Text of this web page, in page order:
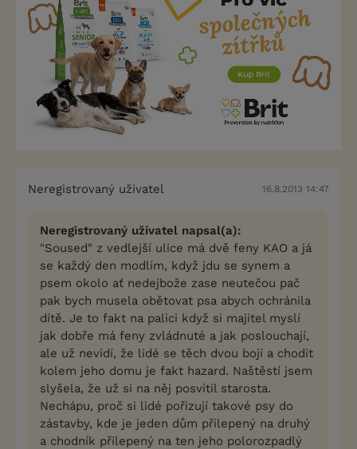
Neregistrovaný uživatel 16.8.2013 14:47
Neregistrovaný uživatel napsal(a):
"Soused" z vedlejší ulice má dvě feny KAO a já
se každý den modlím, když jdu se synem a
psem okolo ať nedejbože zase neutečou pač
pak bych musela obětovat psa abych ochránila
dítě. Je to fakt na palici když si majitel myslí
jak dobře má feny zvládnuté a jak poslouchají,
ale už nevidí, že lidé se těch dvou bojí a chodit
kolem jeho domu je fakt hazard. Naštěstí jsem
slyšela, že už si na něj posvítil starosta.
Nechápu, proč si lidé pořizují takové psy do
zástavby, kde je jeden dům přilepený na druhý
a chodník přilepený na ten jeho polorozpadlý